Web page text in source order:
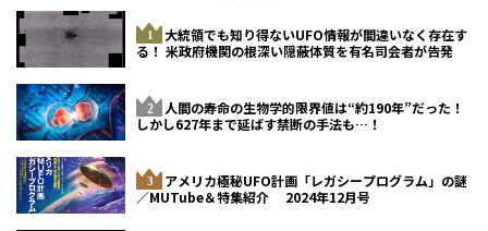
大統領でも知り得ないUFO情報が間違いなく存在す
る！ 米政府機関の根深い隠蔽体質を有名司会者が告発
人間の寿命の生物学的限界値は“約190年”だった！
しかし627年まで延ばす禁断の手法も…！
アメリカ極秘UFO計画「レガシープログラム」の謎
／MUTube＆特集紹介 2024年12月号